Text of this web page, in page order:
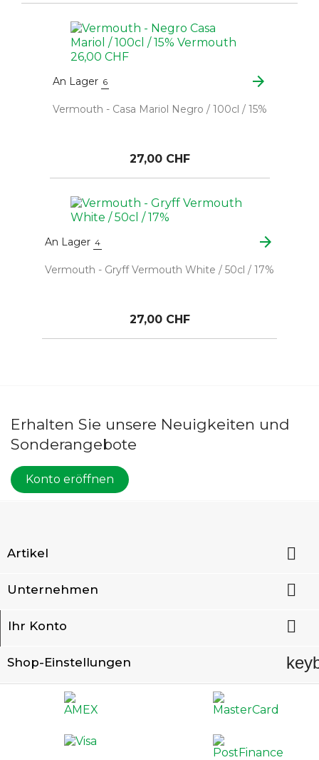
An Lager 6 arrow_forward
Vermouth - Casa Mariol Negro / 100cl / 15%
27,00 CHF
An Lager 4 arrow_forward
Vermouth - Gryff Vermouth White / 50cl / 17%
27,00 CHF
Erhalten Sie unsere Neuigkeiten und
Sonderangebote
Konto eröffnen
Artikel 
Unternehmen 
Ihr Konto 
Shop-Einstellungen